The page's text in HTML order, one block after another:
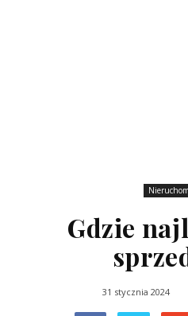
Gdzie
31 stycznia 2024